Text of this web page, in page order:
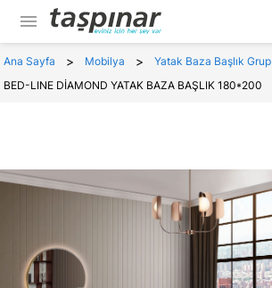
menu
Ana Sayfa > Mobilya > Yatak Baza Başlık Grup
BED-LINE DİAMOND YATAK BAZA BAŞLIK 180*200